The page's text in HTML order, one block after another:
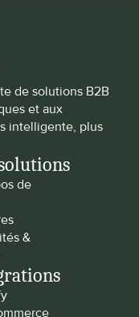
de solutions B2B
et aux
intelligente, plus
de
&